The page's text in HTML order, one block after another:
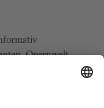
Opernwelt
die Macher und